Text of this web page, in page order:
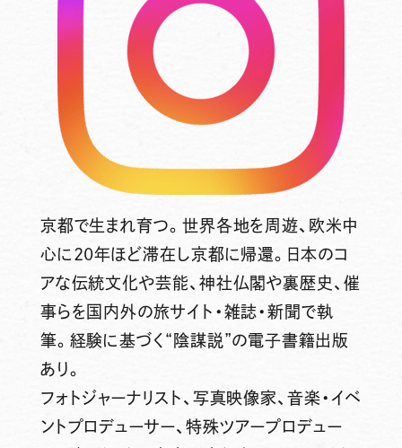
京都で生まれ育つ。世界各地を周遊、欧米中
心に20年ほど滞在し京都に帰還。日本のコ
アな伝統文化や芸能、神社仏閣や裏歴史、催
事らを国内外の旅サイト・雑誌・新聞で執
筆。経験に基づく“陰謀説”の電子書籍出版
あり。
フォトジャーナリスト、写真映像家、音楽・イベ
ントプロデューサー、特殊ツアープロデュー